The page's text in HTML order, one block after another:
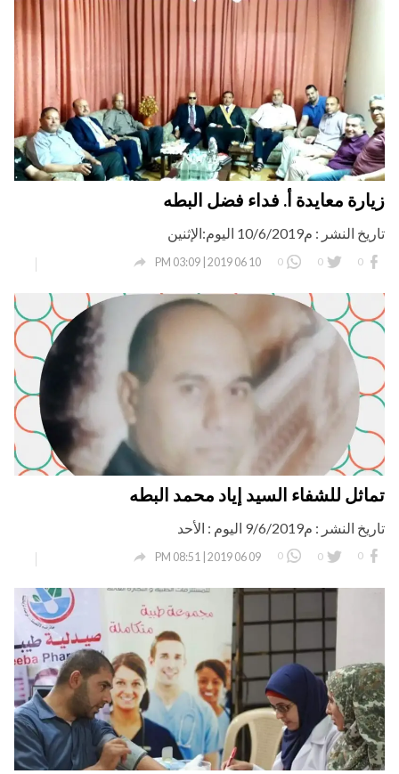
زيارة معايدة أ. فداء فضل البطه
تاريخ النشر : م10/6/2019 اليوم:الإثنين
0
0
0
10 06 2019 | 03:09 PM

تماثل للشفاء السيد إياد محمد البطه
تاريخ النشر : م9/6/2019 اليوم : الأحد
0
0
0
09 06 2019 | 08:51 PM
